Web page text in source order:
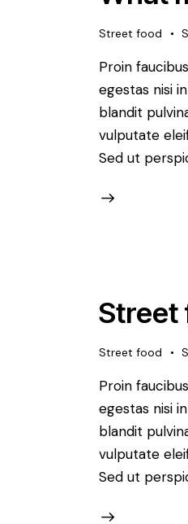
Street food
Proin
egestas nisi
blandit
vulputate
Sed ut
Street
Street food
Proin
egestas nisi
blandit
vulputate
Sed ut